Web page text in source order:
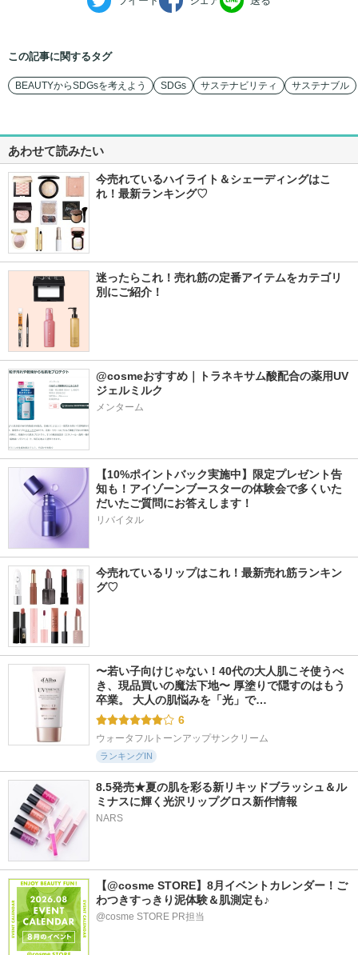
この記事に関するタグ
BEAUTYからSDGsを考えよう SDGs サステナビリティ サステナブル
あわせて読みたい
今売れているハイライト＆シェーディングはこ
れ！最新ランキング♡
迷ったらこれ！売れ筋の定番アイテムをカテゴリ
別にご紹介！
@cosmeおすすめ｜トラネキサム酸配合の薬用UV
ジェルミルク
メンターム
【10%ポイントバック実施中】限定プレゼント告
知も！アイゾーンブースターの体験会で多くいた
だいたご質問にお答えします！
リバイタル
今売れているリップはこれ！最新売れ筋ランキン
グ♡
〜若い子向けじゃない！40代の大人肌こそ使うべ
き、現品買いの魔法下地〜 厚塗りで隠すのはもう
卒業。 大人の肌悩みを「光」で…
6
ウォータフルトーンアップサンクリーム
ランキングIN
8.5発売★夏の肌を彩る新リキッドブラッシュ＆ル
ミナスに輝く光沢リップグロス新作情報
NARS
【@cosme STORE】8月イベントカレンダー！ご
わつきすっきり泥体験＆肌測定も♪
@cosme STORE PR担当